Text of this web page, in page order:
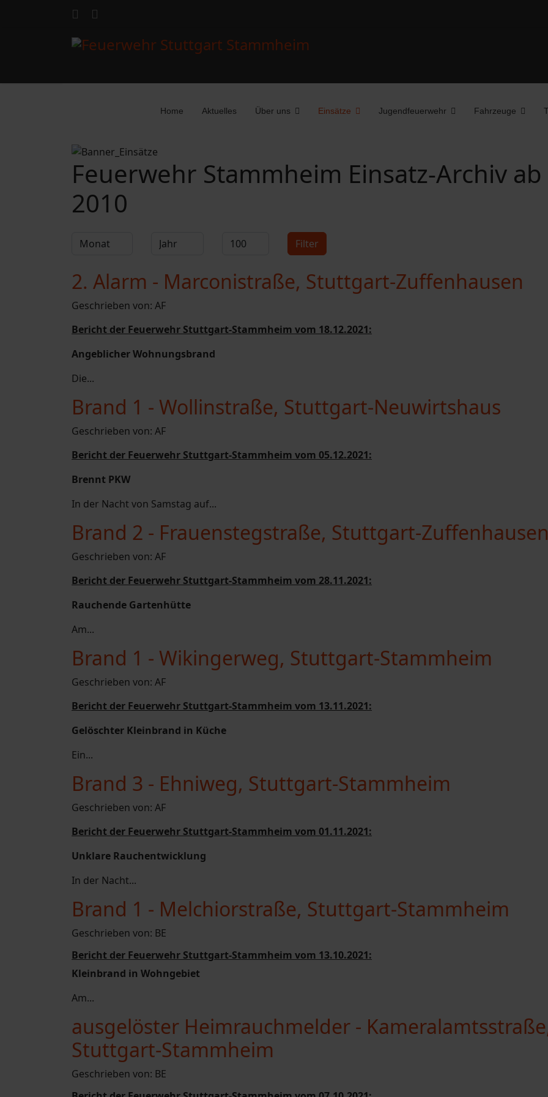
Home Aktuelles Über uns Einsätze Jugendfeuerwehr Fahrzeuge
Feuerwehr Stammheim Einsatz-Archiv ab
2010
Filter
Monat Jahr Anzeige # Filter
2. Alarm - Marconistraße, Stuttgart-Zuffenhausen
Geschrieben von: AF
Bericht der Feuerwehr Stuttgart-Stammheim vom 18.12.2021:
Angeblicher Wohnungsbrand
Die...
Brand 1 - Wollinstraße, Stuttgart-Neuwirtshaus
Geschrieben von: AF
Bericht der Feuerwehr Stuttgart-Stammheim vom 05.12.2021:
Brennt PKW
In der Nacht von Samstag auf...
Brand 2 - Frauenstegstraße, Stuttgart-
Geschrieben von: AF
Bericht der Feuerwehr Stuttgart-Stammheim vom 28.11.2021:
Rauchende Gartenhütte
Am...
Brand 1 - Wikingerweg, Stuttgart-Stammheim
Geschrieben von: AF
Bericht der Feuerwehr Stuttgart-Stammheim vom 13.11.2021:
Gelöschter Kleinbrand in Küche
Ein...
Brand 3 - Ehniweg, Stuttgart-Stammheim
Geschrieben von: AF
Bericht der Feuerwehr Stuttgart-Stammheim vom 01.11.2021:
Unklare Rauchentwicklung
In der Nacht...
Brand 1 - Melchiorstraße, Stuttgart-Stammheim
Geschrieben von: BE
Bericht der Feuerwehr Stuttgart-Stammheim vom 13.10.2021:
Kleinbrand in Wohngebiet
Am...
ausgelöster Heimrauchmelder -
Stuttgart-Stammheim
Geschrieben von: BE